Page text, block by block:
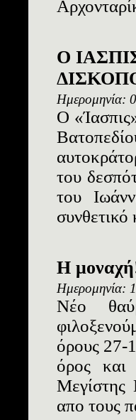
Ο
Ημερομηνία:
Ο
του
του
Η
Ημερομηνία:
Nέο
όρους 27-
όρος και
Μεγίστης
απο τους